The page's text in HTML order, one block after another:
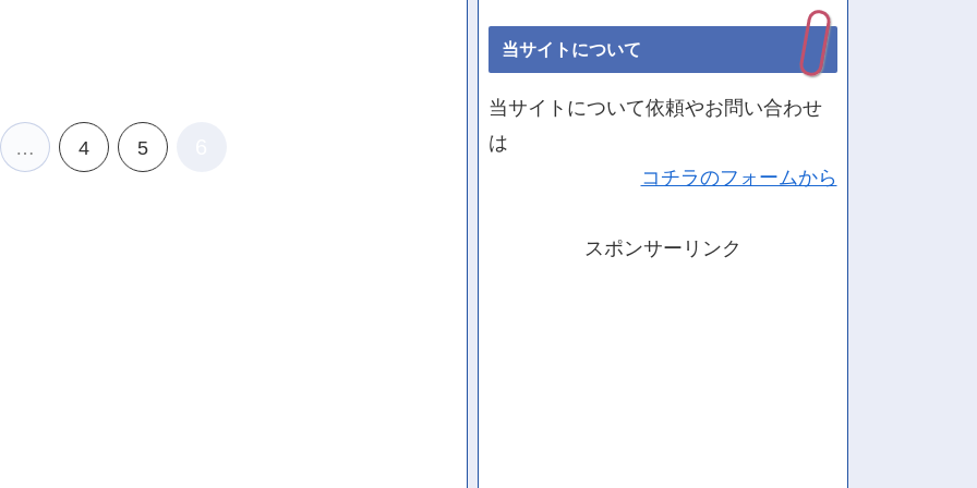
… 4 5
当サイトについて
当サイトについて依頼やお問い合わせ
は
コチラのフォームから
スポンサーリンク